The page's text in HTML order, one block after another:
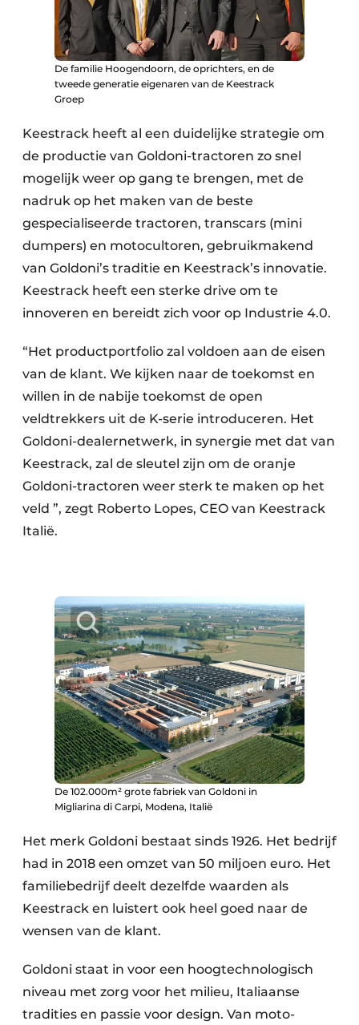
De familie Hoogendoorn, de oprichters, en de
tweede generatie eigenaren van de Keestrack
Groep
Keestrack heeft al een duidelijke strategie om
de productie van Goldoni-tractoren zo snel
mogelijk weer op gang te brengen, met de
nadruk op het maken van de beste
gespecialiseerde tractoren, transcars (mini
dumpers) en motocultoren, gebruikmakend
van Goldoni’s traditie en Keestrack’s innovatie.
Keestrack heeft een sterke drive om te
innoveren en bereidt zich voor op Industrie 4.0.
“Het productportfolio zal voldoen aan de eisen
van de klant. We kijken naar de toekomst en
willen in de nabije toekomst de open
veldtrekkers uit de K-serie introduceren. Het
Goldoni-dealernetwerk, in synergie met dat van
Keestrack, zal de sleutel zijn om de oranje
Goldoni-tractoren weer sterk te maken op het
veld ”, zegt Roberto Lopes, CEO van Keestrack
Italië.
De 102.000m² grote fabriek van Goldoni in
Migliarina di Carpi, Modena, Italië
Het merk Goldoni bestaat sinds 1926. Het bedrijf
had in 2018 een omzet van 50 miljoen euro. Het
familiebedrijf deelt dezelfde waarden als
Keestrack en luistert ook heel goed naar de
wensen van de klant.
Goldoni staat in voor een hoogtechnologisch
niveau met zorg voor het milieu, Italiaanse
tradities en passie voor design. Van moto-